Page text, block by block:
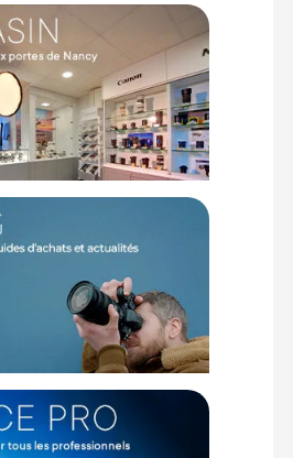
1m et moins de 20Kg.
estimés, hors remises au panier, basé
seront effectivement calculés dans le